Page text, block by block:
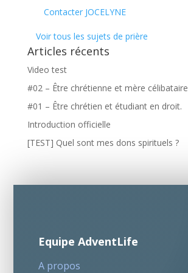
Contacter JOCELYNE
Voir tous les sujets de prière
Articles récents
Video test
#02 – Être chrétienne et mère célibataire
#01 – Être chrétien et étudiant en droit.
Introduction officielle
[TEST] Quel sont mes dons spirituels ?
Equipe AdventLife
A propos